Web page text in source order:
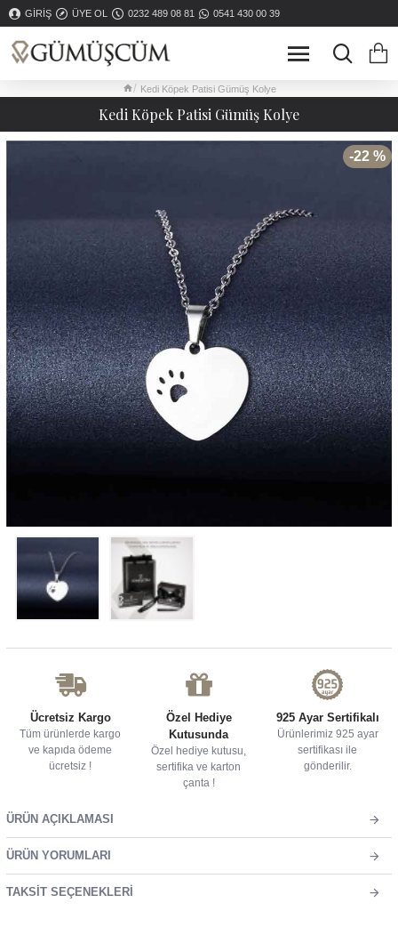
GIRIŞ ÜYE OL 0232 489 08 81 0541 430 00 39
Kedi Köpek Patisi Gümüş Kolye
Kedi Köpek Patisi Gümüş Kolye
-22 %
Ücretsiz Kargo
Tüm ürünlerde kargo
ve kapıda ödeme
ücretsiz !
Özel Hediye
Kutusunda
Özel hediye kutusu,
sertifika ve karton
çanta !
925 Ayar Sertifikalı
Ürünlerimiz 925 ayar
sertifikası ile
gönderilir.
ÜRÜN AÇIKLAMASI
ÜRÜN YORUMLARI
TAKSIT SEÇENEKLERI